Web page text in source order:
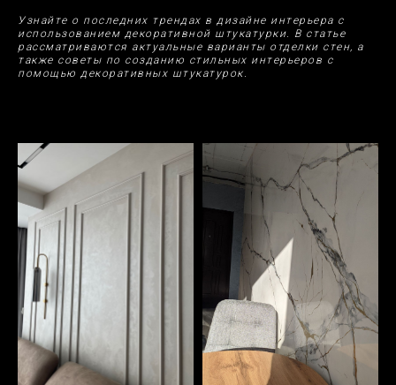
Узнайте о последних трендах в дизайне интерьера с
использованием декоративной штукатурки. В статье
рассматриваются актуальные варианты отделки стен, а
также советы по созданию стильных интерьеров с
помощью декоративных штукатурок.